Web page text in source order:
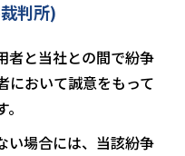
判所)
者と当社との間で紛争
において誠意をもって
い場合には、当該紛争